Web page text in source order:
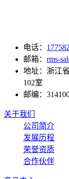
电话：
邮箱： rms-
地址： 浙江
102室
邮编：
关于我们
公司简介
发展历程
荣誉资质
合作伙伴